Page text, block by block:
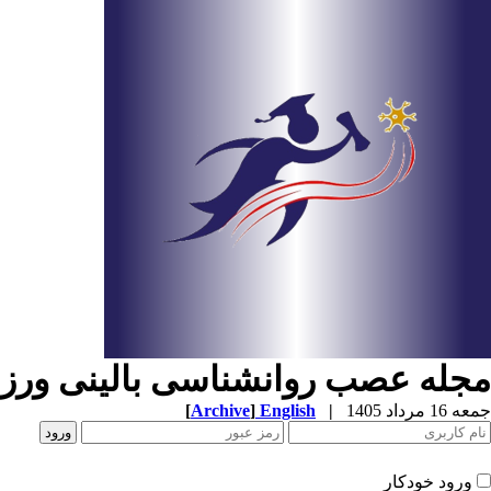
مجله عصب روانشناسی بالینی
جمعه 16 مرداد 1405 |
English
[Archive]
ورود خودکار